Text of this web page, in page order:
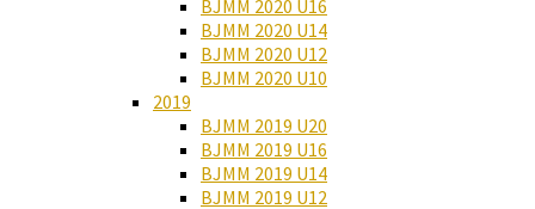
BJMM 2020 U16
BJMM 2020 U14
BJMM 2020 U12
BJMM 2020 U10
2019
BJMM 2019 U20
BJMM 2019 U16
BJMM 2019 U14
BJMM 2019 U12